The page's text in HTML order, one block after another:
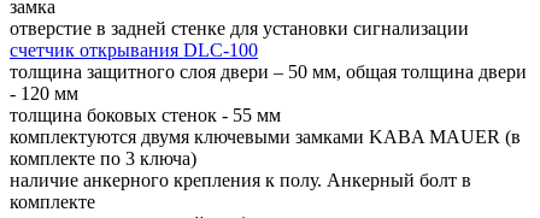
замка
отверстие в задней стенке для установки сигнализации
счетчик открывания DLC-100
толщина защитного слоя двери – 50 мм, общая толщина двери
- 120 мм
толщина боковых стенок - 55 мм
комплектуются двумя ключевыми замками KABA MAUER (в
комплекте по 3 ключа)
наличие анкерного крепления к полу. Анкерный болт в
комплекте